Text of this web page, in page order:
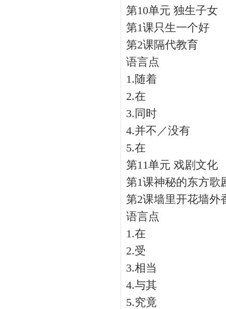
第10单元 独生子女
第1课只生一个好
第2课隔代教育
语言点
1.随着
2.在
3.同时
4.并不／没有
5.在
第11单元 戏剧文化
第1课神秘的东方歌
第2课墙里开花墙外
语言点
1.在
2.受
3.相当
4.与其
5.究竟